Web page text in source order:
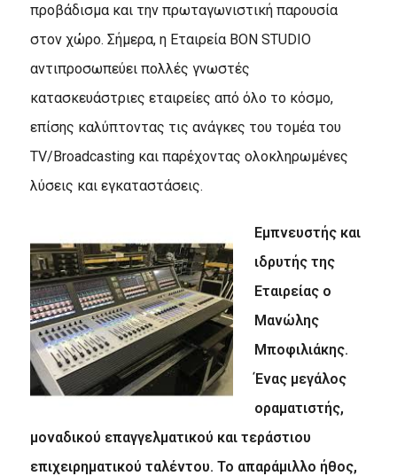
προβάδισμα και την πρωταγωνιστική παρουσία
στον χώρο. Σήμερα, η Eταιρεία BON STUDIO
αντιπροσωπεύει πολλές γνωστές
κατασκευάστριες εταιρείες από όλο το κόσμο,
επίσης καλύπτοντας τις ανάγκες του τομέα του
TV/Broadcasting και παρέχοντας ολοκληρωμένες
λύσεις και εγκαταστάσεις.
Εμπνευστής και
ιδρυτής της
Eταιρείας ο
Μανώλης
Μποφιλιάκης.
Ένας μεγάλος
οραματιστής,
μοναδικού επαγγελματικού και τεράστιου
επιχειρηματικού ταλέντου. Το απαράμιλλο ήθος,